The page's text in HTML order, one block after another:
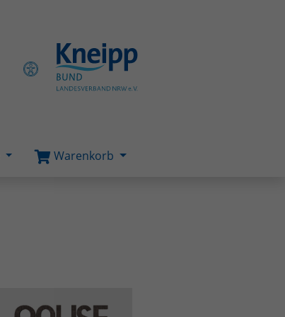
Warenkorb